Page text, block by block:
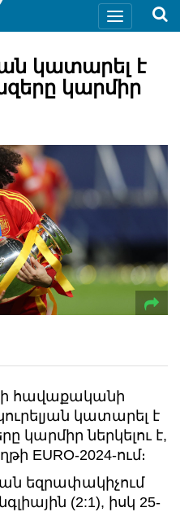
կատարել է
կարմիր
հավաքականի
կատարել է
կարմիր ներկելու է,
EURO-2024-ում։
եզրափակիչում
(2:1), իսկ 25-